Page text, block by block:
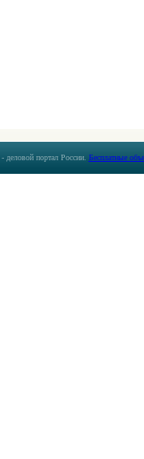
портал России. Бесплатные